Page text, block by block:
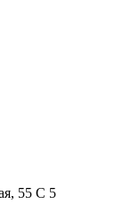
55 С 5